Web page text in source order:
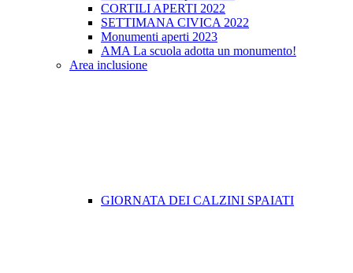
CORTILI APERTI 2022
SETTIMANA CIVICA 2022
Monumenti aperti 2023
AMA La scuola adotta un monumento!
Area inclusione
GIORNATA DEI CALZINI SPAIATI